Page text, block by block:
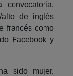
alto de inglés
francés como
Facebook y
sido mujer,